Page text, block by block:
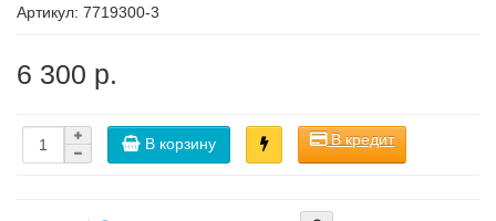
Артикул: 7719300-3
6 300 р.
В корзину В кредит